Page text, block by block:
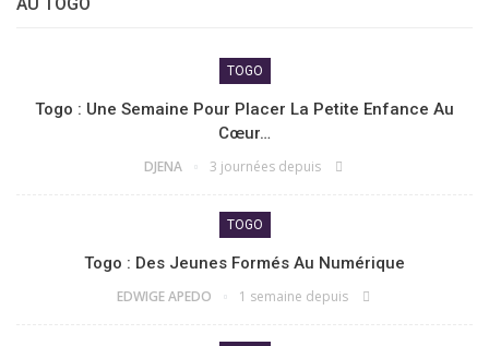
AU TOGO
TOGO
Togo : Une Semaine Pour Placer La Petite Enfance Au
Cœur…
DJENA 3 journées depuis
TOGO
Togo : Des Jeunes Formés Au Numérique
EDWIGE APEDO 1 semaine depuis